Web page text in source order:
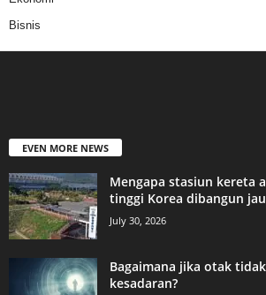
Bisnis
EVEN MORE NEWS
Mengapa stasiun kereta
tinggi Korea dibangun
July 30, 2026
Bagaimana jika otak
kesadaran?